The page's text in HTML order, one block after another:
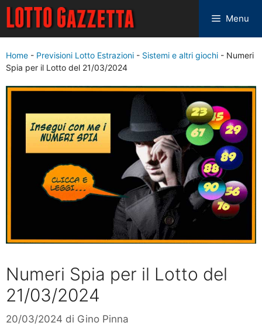
Menu
Home - Previsioni Lotto Estrazioni - Sistemi e altri giochi - Numeri
Spia per il Lotto del 21/03/2024
Numeri Spia per il Lotto del
21/03/2024
20/03/2024 di Gino Pinna